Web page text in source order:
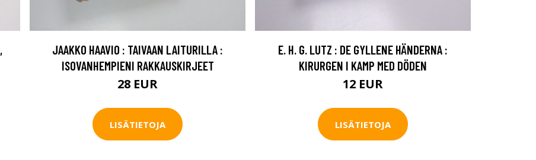
JAAKKO HAAVIO : TAIVAAN LAITURILLA :
ISOVANHEMPIENI RAKKAUSKIRJEET
28 EUR
LISÄTIETOJA
E. H. G. LUTZ : DE GYLLENE HÄNDERNA :
KIRURGEN I KAMP MED DÖDEN
12 EUR
LISÄTIETOJA